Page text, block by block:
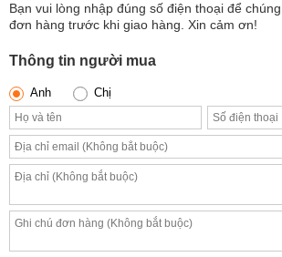
2.500.000₫. là:
Bạn vui lòng nhập đúng số điện thoại để
đơn hàng trước khi giao hàng. Xin cảm ơn!
Thông tin người mua
Anh Chị